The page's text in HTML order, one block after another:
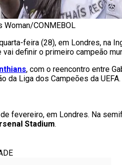
Woman/CONMEBOL
feira (28), em Londres, na
definir o primeiro campeão
, com o reencontro entre
da Liga dos Campeões da UEFA.
fevereiro, em Londres. Na
Stadium.